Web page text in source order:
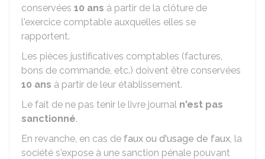
conservées 10 ans à partir de la clôture de
l'exercice comptable auxquelles elles se
rapportent.
Les pièces justificatives comptables (factures,
bons de commande, etc.) doivent être conservées
10 ans à partir de leur établissement.
Le fait de ne pas tenir le livre journal n'est pas
sanctionné.
En revanche, en cas de faux ou d'usage de faux, la
société s'expose à une sanction pénale pouvant